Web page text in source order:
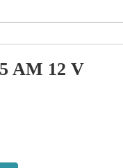
AM 12 V